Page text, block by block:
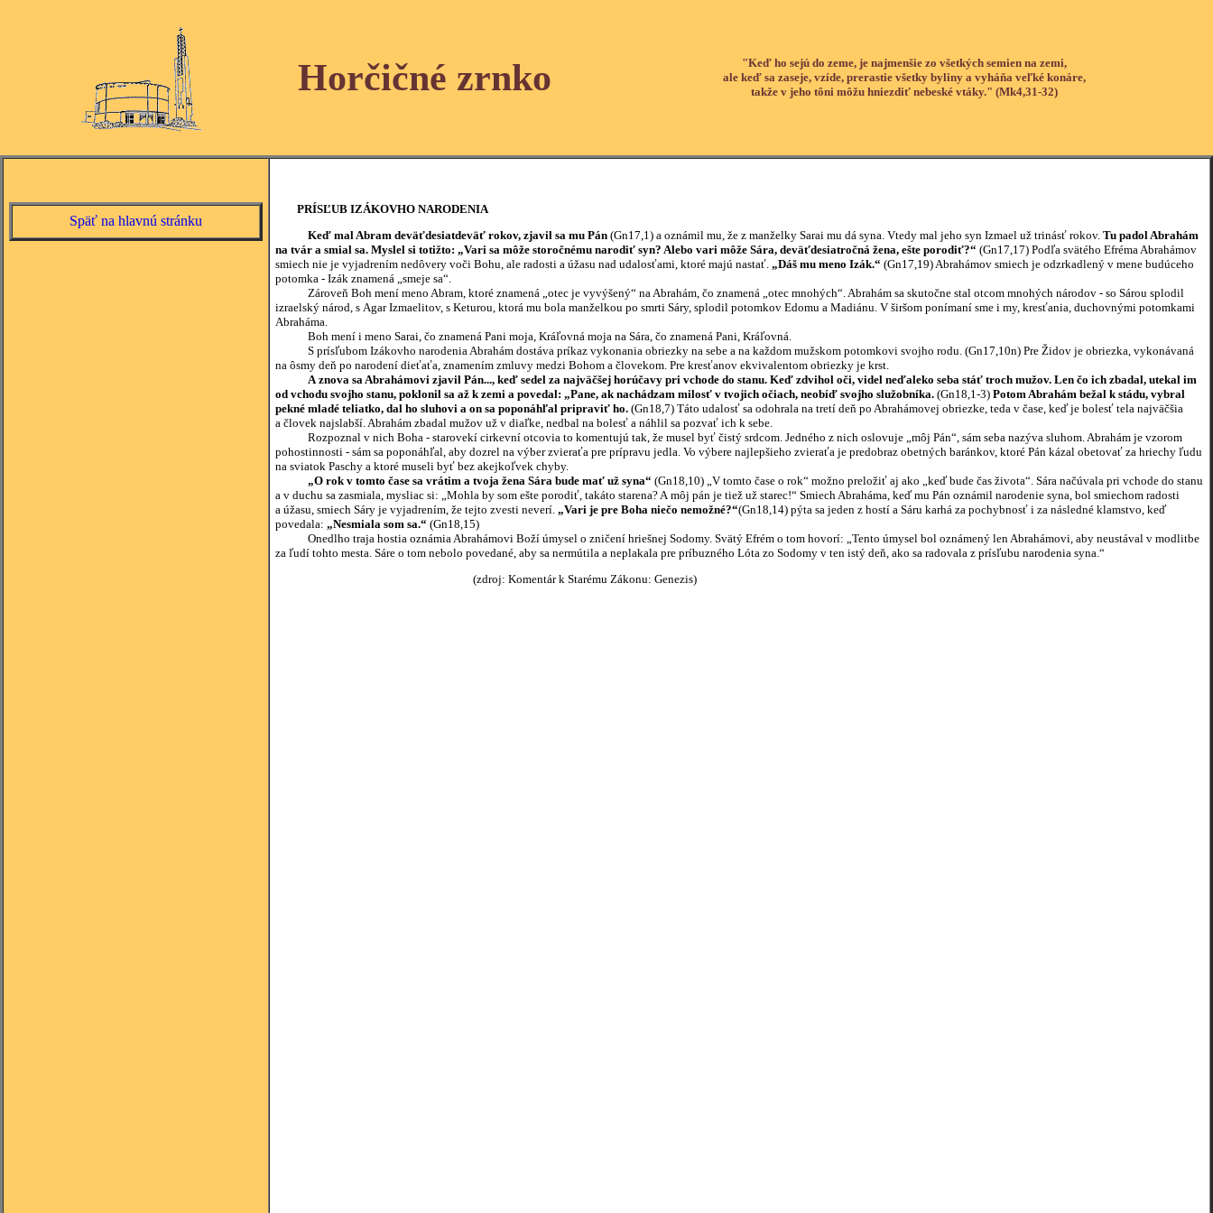
Horčičné zrnko
"Keď ho sejú do zeme, je najmenšie zo všetkých semien na zemi,
ale keď sa zaseje, vzíde, prerastie všetky byliny a vyháňa veľké konáre,
takže v jeho tôni môžu hniezdiť nebeské vtáky." (Mk4,31-32)
Späť na hlavnú stránku
PRÍSĽUB IZÁKOVHO NARODENIA
Keď mal Abram deväťdesiatdeväť rokov, zjavil sa mu Pán (Gn17,1) a oznámil mu, že z manželky Sarai mu dá syna. Vtedy mal jeho syn Izmael už trinásť rokov. Tu padol Abrahám
na tvár a smial sa. Myslel si totižto: „Vari sa môže storočnému narodiť syn? Alebo vari môže Sára, deväťdesiatročná žena, ešte porodiť?“ (Gn17,17) Podľa svätého Efréma Abrahámov
smiech nie je vyjadrením nedôvery voči Bohu, ale radosti a úžasu nad udalosťami, ktoré majú nastať. „Dáš mu meno Izák.“ (Gn17,19) Abrahámov smiech je odzrkadlený v mene budúceho
potomka - Izák znamená „smeje sa“.
Zároveň Boh mení meno Abram, ktoré znamená „otec je vyvýšený“ na Abrahám, čo znamená „otec mnohých“. Abrahám sa skutočne stal otcom mnohých národov - so Sárou splodil
izraelský národ, s Agar Izmaelitov, s Keturou, ktorá mu bola manželkou po smrti Sáry, splodil potomkov Edomu a Madiánu. V širšom ponímaní sme i my, kresťania, duchovnými potomkami
Abraháma.
Boh mení i meno Sarai, čo znamená Pani moja, Kráľovná moja na Sára, čo znamená Pani, Kráľovná.
S prísľubom Izákovho narodenia Abrahám dostáva príkaz vykonania obriezky na sebe a na každom mužskom potomkovi svojho rodu. (Gn17,10n) Pre Židov je obriezka, vykonávaná
na ôsmy deň po narodení dieťaťa, znamením zmluvy medzi Bohom a človekom. Pre kresťanov ekvivalentom obriezky je krst.
A znova sa Abrahámovi zjavil Pán..., keď sedel za najväčšej horúčavy pri vchode do stanu. Keď zdvihol oči, videl neďaleko seba stáť troch mužov. Len čo ich zbadal, utekal im
od vchodu svojho stanu, poklonil sa až k zemi a povedal: „Pane, ak nachádzam milosť v tvojich očiach, neobíď svojho služobníka. (Gn18,1-3) Potom Abrahám bežal k stádu, vybral
pekné mladé teliatko, dal ho sluhovi a on sa poponáhľal pripraviť ho. (Gn18,7) Táto udalosť sa odohrala na tretí deň po Abrahámovej obriezke, teda v čase, keď je bolesť tela najväčšia
a človek najslabší. Abrahám zbadal mužov už v diaľke, nedbal na bolesť a náhlil sa pozvať ich k sebe.
Rozpoznal v nich Boha - starovekí cirkevní otcovia to komentujú tak, že musel byť čistý srdcom. Jedného z nich oslovuje „môj Pán“, sám seba nazýva sluhom. Abrahám je vzorom
pohostinnosti - sám sa poponáhľal, aby dozrel na výber zvieraťa pre prípravu jedla. Vo výbere najlepšieho zvieraťa je predobraz obetných baránkov, ktoré Pán kázal obetovať za hriechy ľudu
na sviatok Paschy a ktoré museli byť bez akejkoľvek chyby.
„O rok v tomto čase sa vrátim a tvoja žena Sára bude mať už syna“ (Gn18,10) „V tomto čase o rok“ možno preložiť aj ako „keď bude čas života“. Sára načúvala pri vchode do stanu
a v duchu sa zasmiala, mysliac si: „Mohla by som ešte porodiť, takáto starena? A môj pán je tiež už starec!“ Smiech Abraháma, keď mu Pán oznámil narodenie syna, bol smiechom radosti
a úžasu, smiech Sáry je vyjadrením, že tejto zvesti neverí. „Vari je pre Boha niečo nemožné?“(Gn18,14) pýta sa jeden z hostí a Sáru karhá za pochybnosť i za následné klamstvo, keď
povedala: „Nesmiala som sa.“ (Gn18,15)
Onedlho traja hostia oznámia Abrahámovi Boží úmysel o zničení hriešnej Sodomy. Svätý Efrém o tom hovorí: „Tento úmysel bol oznámený len Abrahámovi, aby neustával v modlitbe
za ľudí tohto mesta. Sáre o tom nebolo povedané, aby sa nermútila a neplakala pre príbuzného Lóta zo Sodomy v ten istý deň, ako sa radovala z prísľubu narodenia syna.“
(zdroj: Komentár k Starému Zákonu: Genezis)